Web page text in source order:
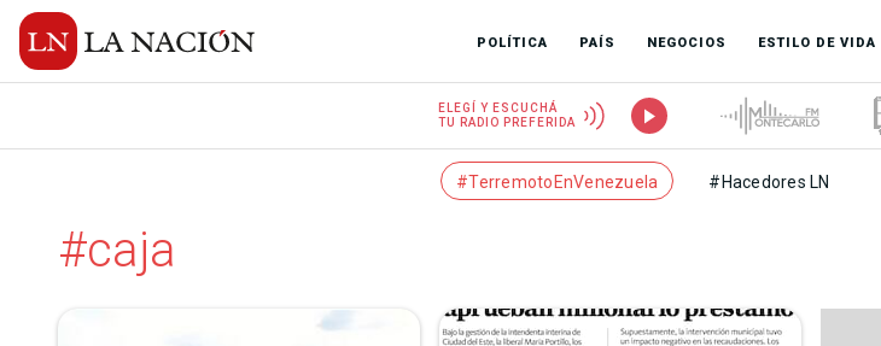
POLÍTICA PAÍS NEGOCIOS ESTILO DE VIDA
ELEGÍ Y ESCUCHÁ
TU RADIO PREFERIDA
#TerremotoEnVenezuela #Hacedores LN
#caja